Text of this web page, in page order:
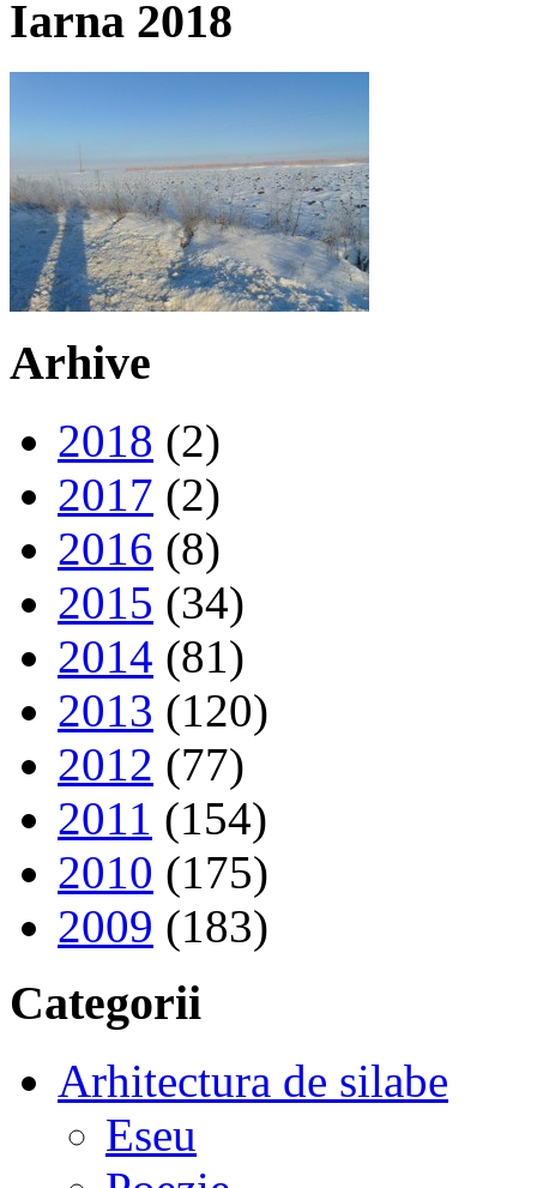
Iarna 2018
Arhive
2018 (2)
2017 (2)
2016 (8)
2015 (34)
2014 (81)
2013 (120)
2012 (77)
2011 (154)
2010 (175)
2009 (183)
Categorii
Arhitectura de silabe
Eseu